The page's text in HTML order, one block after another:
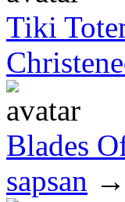
Tiki
Blades
sapsan →